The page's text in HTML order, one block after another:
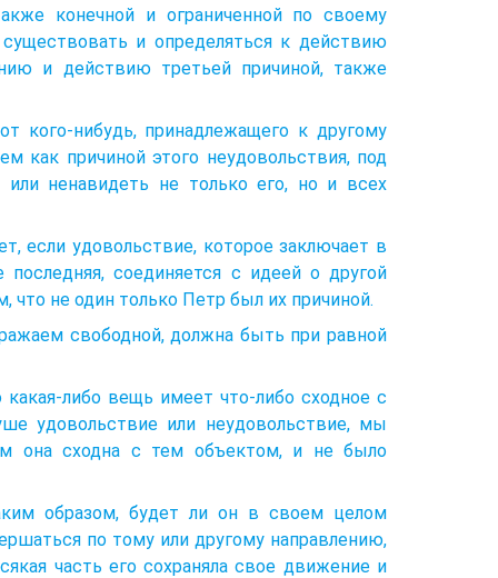
конечной и ограниченной по своему
и определяться к действию
и действию третьей причиной, также
кого-нибудь, принадлежащего к другому
как причиной этого неудовольствия, под
ненавидеть не только его, но и всех
если удовольствие, которое заключает в
соединяется с идеей о другой
что не один только Петр был их причиной.
свободной, должна быть при равной
либо вещь имеет что-либо сходное с
удовольствие или неудовольствие, мы
она сходна с тем объектом, и не было
образом, будет ли он в своем целом
по тому или другому направлению,
часть его сохраняла свое движение и